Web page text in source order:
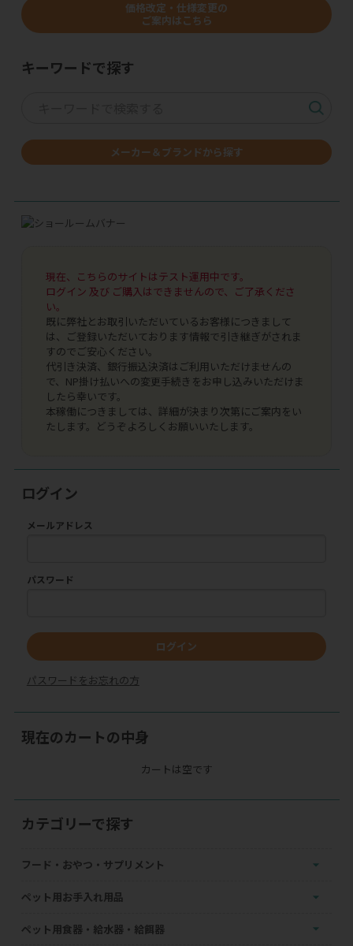
価格改定・仕様変更の
ご案内はこちら
キーワードで探す
メーカー＆ブランドから探す
現在、こちらのサイトはテスト運用中です。
ログイン 及び ご購入はできませんので、ご了承くださ
い。
既に弊社とお取引いただいているお客様につきまして
は、ご登録いただいております情報で引き継ぎがされま
すのでご安心ください。
代引き決済、銀行振込決済はご利用いただけませんの
で、NP掛け払いへの変更手続きをお申し込みいただけま
したら幸いです。
本稼働につきましては、詳細が決まり次第にご案内をい
たします。どうぞよろしくお願いいたします。
ログイン
メールアドレス
パスワード
ログイン
パスワードをお忘れの方
現在のカートの中身
カートは空です
カテゴリーで探す
フード・おやつ・サプリメント
ペット用お手入れ用品
ペット用食器・給水器・給餌器